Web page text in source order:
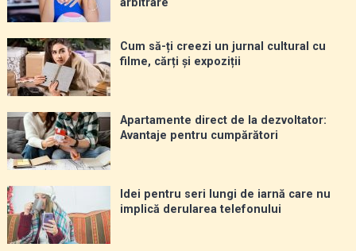
arbitrare
Cum să-ți creezi un jurnal cultural cu
filme, cărți și expoziții
Apartamente direct de la dezvoltator:
Avantaje pentru cumpărători
Idei pentru seri lungi de iarnă care nu
implică derularea telefonului